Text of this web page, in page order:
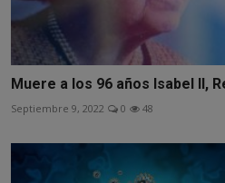
Muere a los 96 años Isabel II,
Septiembre 9, 2022 0 48